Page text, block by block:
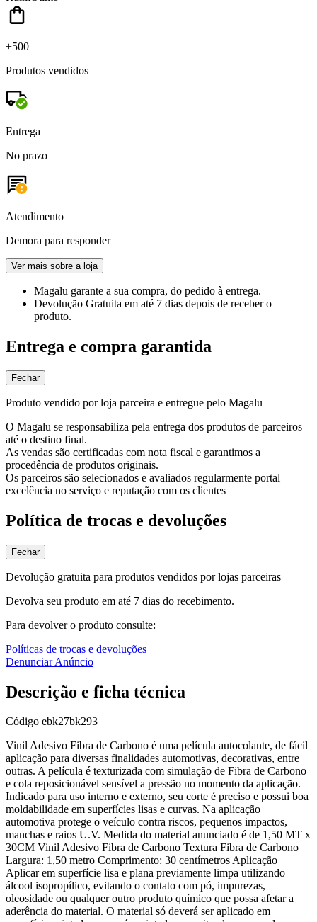
+500
Produtos vendidos
Entrega
No prazo
Atendimento
Demora para responder
Ver mais sobre a loja
Magalu garante a sua compra, do pedido à entrega.
Devolução Gratuita em até 7 dias depois de receber o
produto.
Entrega e compra garantida
Fechar
Produto vendido por loja parceira e entregue pelo Magalu
O Magalu se responsabiliza pela entrega dos produtos de parceiros
até o destino final.
As vendas são certificadas com nota fiscal e garantimos a
procedência de produtos originais.
Os parceiros são selecionados e avaliados regularmente portal
excelência no serviço e reputação com os clientes
Política de trocas e devoluções
Fechar
Devolução gratuita para produtos vendidos por lojas parceiras
Devolva seu produto em até 7 dias do recebimento.
Para devolver o produto consulte:
Políticas de trocas e devoluções
Denunciar Anúncio
Descrição e ficha técnica
Código ebk27bk293
Vinil Adesivo Fibra de Carbono é uma película autocolante, de fácil
aplicação para diversas finalidades automotivas, decorativas, entre
outras. A película é texturizada com simulação de Fibra de Carbono
e cola reposicionável sensível a pressão no momento da aplicação.
Indicado para uso interno e externo, seu corte é preciso e possui boa
moldabilidade em superfícies lisas e curvas. Na aplicação
automotiva protege o veículo contra riscos, pequenos impactos,
manchas e raios U.V. Medida do material anunciado é de 1,50 MT x
30CM Vinil Adesivo Fibra de Carbono Textura Fibra de Carbono
Largura: 1,50 metro Comprimento: 30 centímetros Aplicação
Aplicar em superfície lisa e plana previamente limpa utilizando
álcool isopropílico, evitando o contato com pó, impurezas,
oleosidade ou qualquer outro produto químico que possa afetar a
aderência do material. O material só deverá ser aplicado em